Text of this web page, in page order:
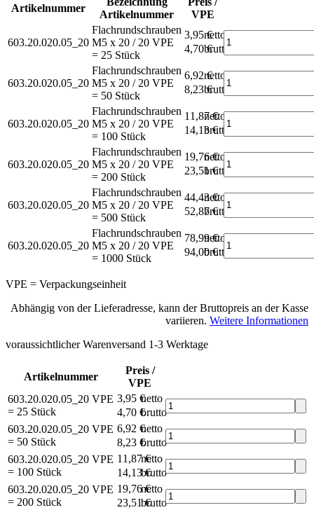
Artikelnummer
Artikelnummer
VPE
603.20.020.05_20
Flachrundschrauben
M5 x 20 / 20 VPE
= 25 Stück
3,95 €netto
4,70 €brutto*
603.20.020.05_20
Flachrundschrauben
M5 x 20 / 20 VPE
= 50 Stück
6,92 €netto
8,23 €brutto*
603.20.020.05_20
Flachrundschrauben
M5 x 20 / 20 VPE
= 100 Stück
11,87 €
netto
14,13 €
brutto*
603.20.020.05_20
Flachrundschrauben
M5 x 20 / 20 VPE
= 200 Stück
19,76 €
netto
23,51 €
brutto*
603.20.020.05_20
Flachrundschrauben
M5 x 20 / 20 VPE
= 500 Stück
44,43 €
netto
52,87 €
brutto*
603.20.020.05_20
Flachrundschrauben
M5 x 20 / 20 VPE
= 1000 Stück
78,99 €
netto
94,00 €
brutto*
VPE = Verpackungseinheit
Abhängig von der Lieferadresse, kann der Bruttopreis an der Kasse
variieren. Weitere Informationen
voraussichtlicher Warenversand 1-3 Werktage
Artikelnummer
Preis /
VPE
603.20.020.05_20 VPE
= 25 Stück
3,95 €netto
4,70 €brutto*
603.20.020.05_20 VPE
= 50 Stück
6,92 €netto
8,23 €brutto*
603.20.020.05_20 VPE
= 100 Stück
11,87 €
netto
14,13 €brutto*
603.20.020.05_20 VPE
= 200 Stück
19,76 €
netto
23,51 €brutto*